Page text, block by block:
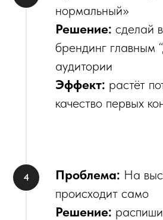
нормальный»
Решение: сделай
брендинг главным
аудитории
Эффект: растёт
качество первых
Проблема: На
происходит само
Решение: